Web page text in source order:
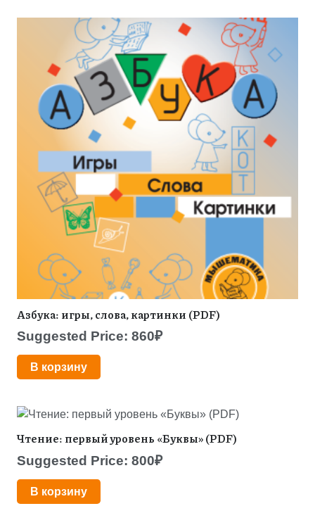
Азбука: игры, слова, картинки (PDF)
Suggested Price: 860₽
В корзину
Чтение: первый уровень «Буквы» (PDF)
Suggested Price: 800₽
В корзину